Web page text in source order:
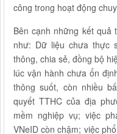
công trong hoạt động
Bên cạnh những kết quả
như: Dữ liệu chưa thực
thông, chia sẻ, đồng bộ
lúc vận hành chưa ổn
thông suốt, còn nhiều
quyết TTHC của địa
mềm nghiệp vụ; việc
VNeID còn chậm; việc